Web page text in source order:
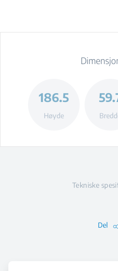
186.5
Høyde
Tekniske
Del